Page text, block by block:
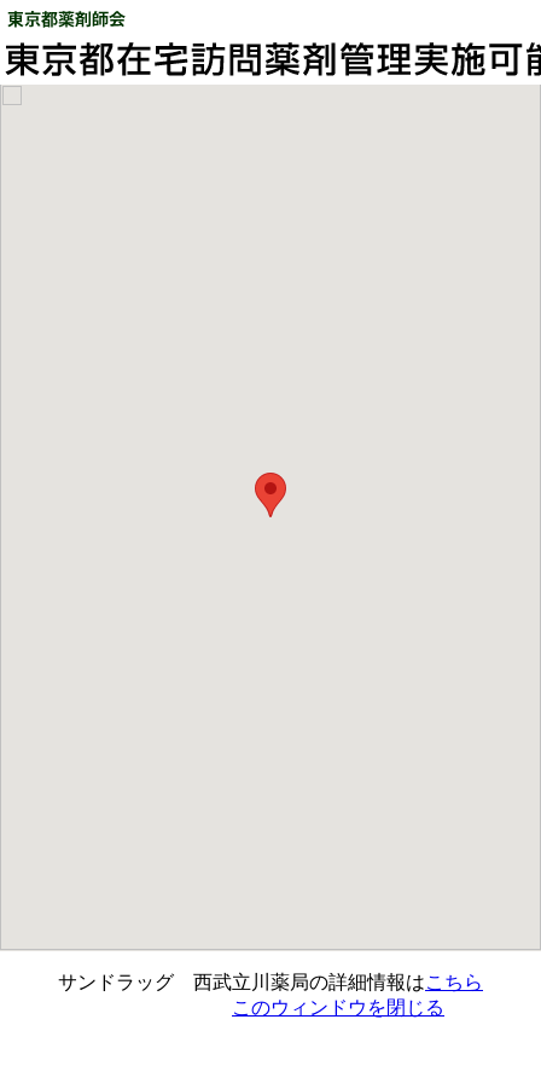
サンドラッグ 西武立川薬局の詳細情報はこちら
このウィンドウを閉じる